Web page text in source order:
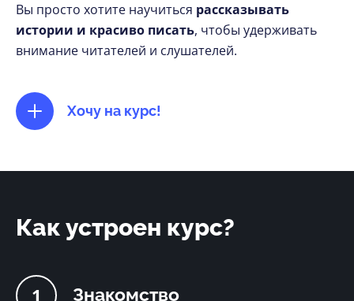
Вы просто хотите научиться рассказывать
истории и красиво писать, чтобы удерживать
внимание читателей и слушателей.
Хочу на курс!
Как устроен курс?
1 Знакомство